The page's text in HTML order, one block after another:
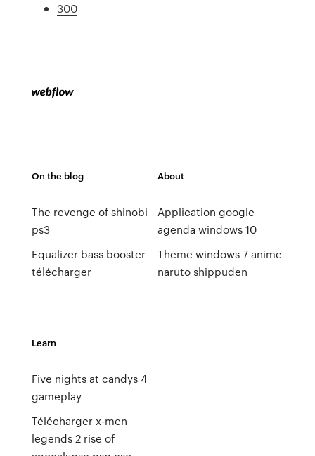
300
On the blog
The revenge of shinobi
ps3
Equalizer bass booster
télécharger
About
Application google
agenda windows 10
Theme windows 7 anime
naruto shippuden
Learn
Five nights at candys 4
gameplay
Télécharger x-men
legends 2 rise of